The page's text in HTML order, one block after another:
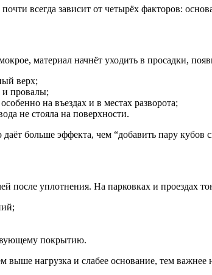
почти всегда зависит от четырёх факторов:
материал начнёт уходить в просадки,
верх;
и провалы;
на въездах и в местах разворота;
не стояла на поверхности.
больше эффекта, чем “добавить пару кубов
после уплотнения. На парковках и проездах
покрытию.
выше нагрузка и слабее основание, тем